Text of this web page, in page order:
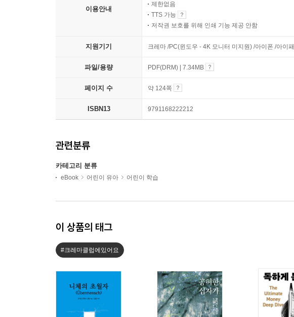
이용안내
제한없음
TTS 가능
저작권 보호를 위해 인쇄 기능 제공 안함
지원기기 크레마 /PC(윈도우 - 4K 모니터 미지원) /아이폰 /아이
파일/용량 PDF(DRM) | 7.34MB
페이지 수 약 124쪽
ISBN13 9791168222212
관련분류
카테고리 분류
eBook 어린이 유아 어린이 학습
이 상품의 태그
#크레마클럽에있어요